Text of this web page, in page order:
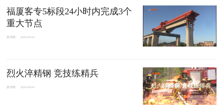
福厦客专5标段24小时内完成3个
重大节点
泉州网 2020-09-04
烈火淬精钢 竞技练精兵
泉州网 2020-09-04